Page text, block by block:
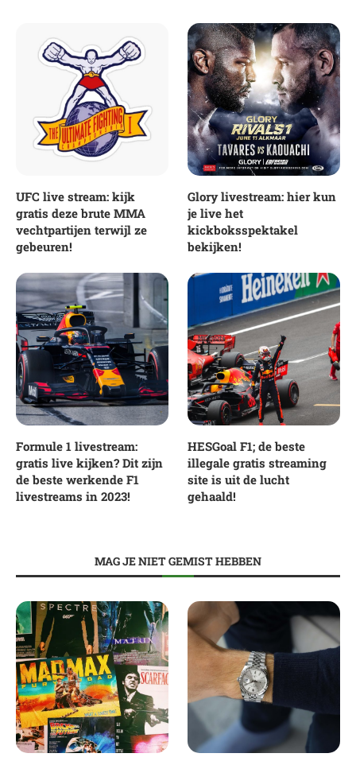
UFC live stream: kijk
gratis deze brute MMA
vechtpartijen terwijl ze
gebeuren!
Glory livestream: hier kun
je live het
kickboksspektakel
bekijken!
Formule 1 livestream:
gratis live kijken? Dit zijn
de beste werkende F1
livestreams in 2023!
HESGoal F1; de beste
illegale gratis streaming
site is uit de lucht
gehaald!
MAG JE NIET GEMIST HEBBEN